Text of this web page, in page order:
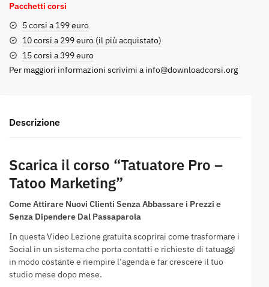
Pacchetti corsi
5 corsi a 199 euro
10 corsi a 299 euro (il più acquistato)
15 corsi a 399 euro
Per maggiori informazioni scrivimi a info@downloadcorsi.org
Descrizione
Scarica il corso “Tatuatore Pro –
Tatoo Marketing”
Come Attirare Nuovi Clienti Senza Abbassare i Prezzi e
Senza Dipendere Dal Passaparola
In questa Video Lezione gratuita scoprirai come trasformare i
Social in un sistema che porta contatti e richieste di tatuaggi
in modo costante e riempire l’agenda e far crescere il tuo
studio mese dopo mese.